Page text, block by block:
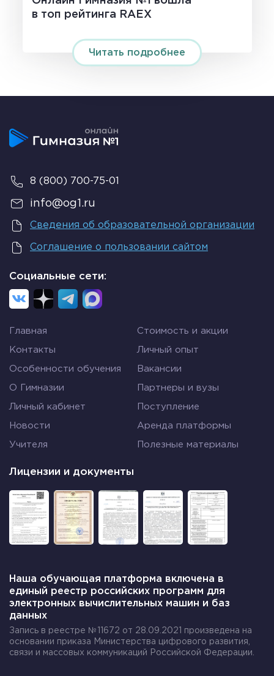
в топ рейтинга RAEX
Читать подробнее
8 (800) 700-75-01
info@og1.ru
Сведения об образовательной организации
Соглашение о пользовании сайтом
Социальные сети:
Главная Стоимость и акции
Контакты Личный опыт
Особенности обучения Вакансии
О Гимназии Партнеры и вузы
Личный кабинет Поступление
Новости Аренда платформы
Учителя Полезные материалы
Лицензии и документы
Наша обучающая платформа включена в
единый реестр российских программ для
электронных вычислительных машин и баз
данных
Запись в реестре №11672 от 28.09.2021 произведена на
основании приказа Министерства цифрового развития,
связи и массовых коммуникаций Российской Федерации.